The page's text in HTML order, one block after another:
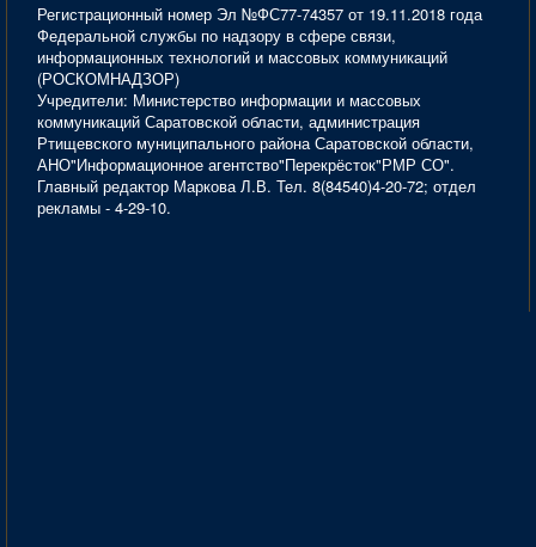
Регистрационный номер Эл №ФС77-74357 от 19.11.2018 года
Федеральной службы по надзору в сфере связи,
информационных технологий и массовых коммуникаций
(РОСКОМНАДЗОР)
Учредители: Министерство информации и массовых
коммуникаций Саратовской области, администрация
Ртищевского муниципального района Саратовской области,
АНО"Информационное агентство"Перекрёсток"РМР СО".
Главный редактор Маркова Л.В. Тел. 8(84540)4-20-72; отдел
рекламы - 4-29-10.